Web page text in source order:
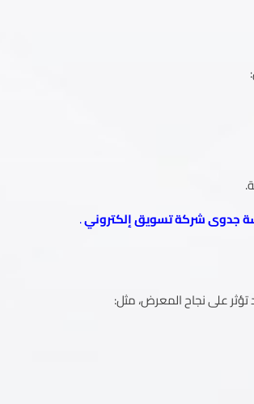
جدوى شركة تسويق إلكتروني.
تؤثر على نجاح المعرض، مثل: